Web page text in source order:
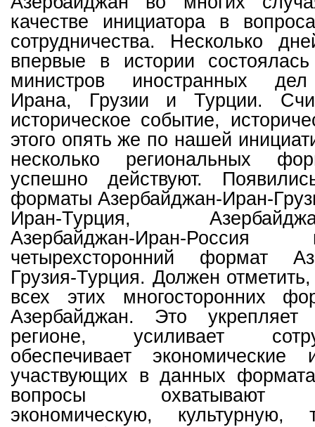
качестве инициатора в
сотрудничества. Несколько
впервые в истории
министров иностранных
Ирана, Грузии и Турции.
историческое событие,
этого опять же по нашей
несколько региональных
успешно действуют.
форматы Азербайджан-Иран-
Иран-Турция, Азербайджан-
Азербайджан-Иран-
четырехсторонний формат
Грузия-Турция. Должен
всех этих многосторонних
Азербайджан. Это укрепляет
регионе, усиливает
обеспечивает экономические
участвующих в данных
вопросы охватывают
экономическую, культурную,